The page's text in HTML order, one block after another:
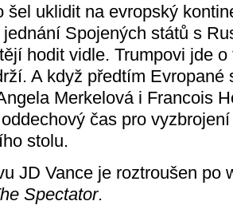
šel uklidit na evropský
Spojených států s
hodit vidle. Trumpovi jde
A když předtím Evropané
Merkelová i Francois
čas pro
stolu.
JD Vance je roztroušen po
Spectator.